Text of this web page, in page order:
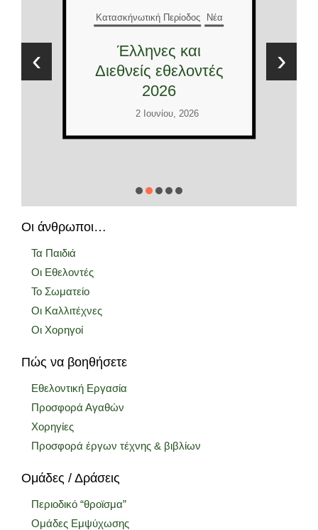
Κατασκήνωτική Περίοδος Νέα
Έλληνες και
Διεθνείς εθελοντές
2026
2 Ιουνίου, 2026
‹ ›
Οι άνθρωποι…
Τα Παιδιά
Οι Εθελοντές
Το Σωματείο
Οι Καλλιτέχνες
Οι Χορηγοί
Πώς να βοηθήσετε
Εθελοντική Εργασία
Προσφορά Αγαθών
Χορηγίες
Προσφορά έργων τέχνης & βιβλίων
Ομάδες / Δράσεις
Περιοδικό “θροϊσμα”
Ομάδες Εμψύχωσης